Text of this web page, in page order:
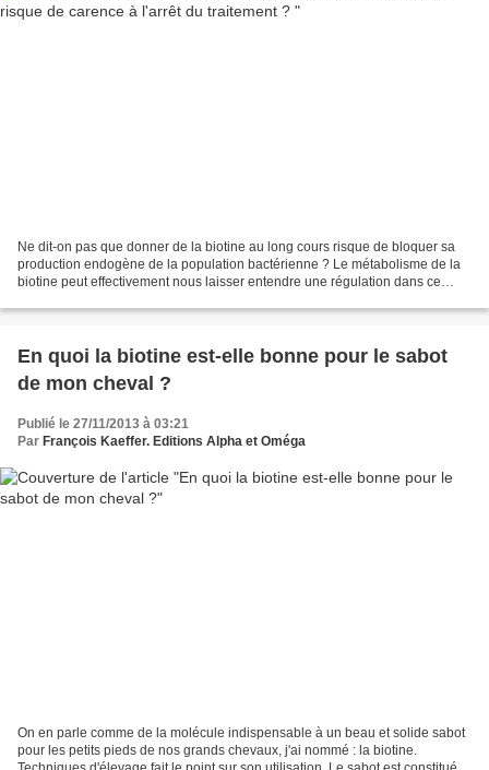
Ne dit-on pas que donner de la biotine au long cours risque de bloquer sa
production endogène de la population bactérienne ? Le métabolisme de la
biotine peut effectivement nous laisser entendre une régulation dans ce
En quoi la biotine est-elle bonne pour le sabot
de mon cheval ?
Publié le 27/11/2013 à 03:21
Par François Kaeffer. Editions Alpha et Oméga
On en parle comme de la molécule indispensable à un beau et solide sabot
pour les petits pieds de nos grands chevaux, j'ai nommé : la biotine.